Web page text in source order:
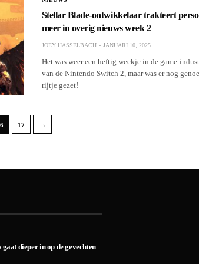
Stellar Blade-ontwikkelaar trakteert
meer in overig nieuws week 2
JOEY HASSELBACH JANUARI 10, 2025
Het was weer een heftig weekje in de game-
van de Nintendo Switch 2, maar was er nog
rijtje gezet!
17 →
dieper in op de gevechten